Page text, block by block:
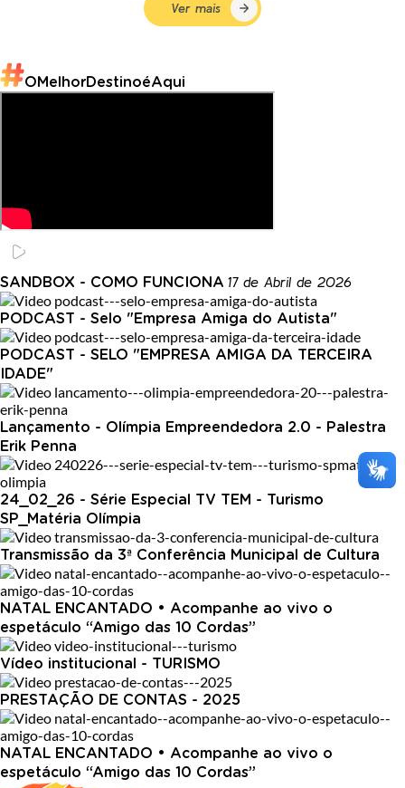
Ver mais
OMelhorDestinoéAqui
SANDBOX - COMO FUNCIONA 17 de Abril de 2026
PODCAST - Selo "Empresa Amiga do Autista"
PODCAST - SELO "EMPRESA AMIGA DA TERCEIRA
IDADE"
Lançamento - Olímpia Empreendedora 2.0 - Palestra
Erik Penna
24_02_26 - Série Especial TV TEM - Turismo
SP_Matéria Olímpia
Transmissão da 3ª Conferência Municipal de Cultura
NATAL ENCANTADO • Acompanhe ao vivo o
espetáculo “Amigo das 10 Cordas”
Vídeo institucional - TURISMO
PRESTAÇÃO DE CONTAS - 2025
NATAL ENCANTADO • Acompanhe ao vivo o
espetáculo “Amigo das 10 Cordas”